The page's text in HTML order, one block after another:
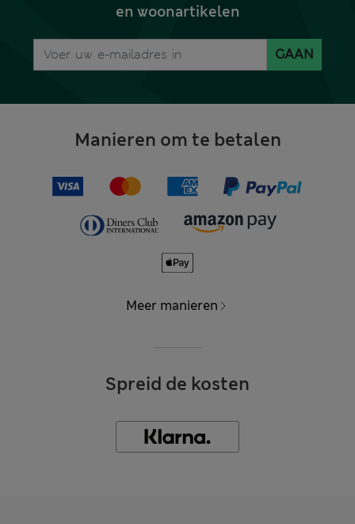
en woonartikelen
GAAN
Manieren om te betalen
Meer manieren
Spreid de kosten